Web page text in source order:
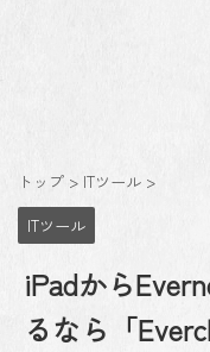
トップ > ITツール >
ITツール
iPadから
るなら「